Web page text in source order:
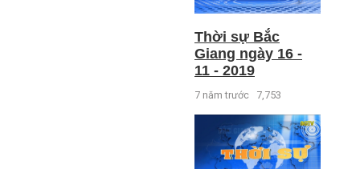
Thời sự Bắc
Giang ngày 16 -
11 - 2019
7 năm trước 7,753